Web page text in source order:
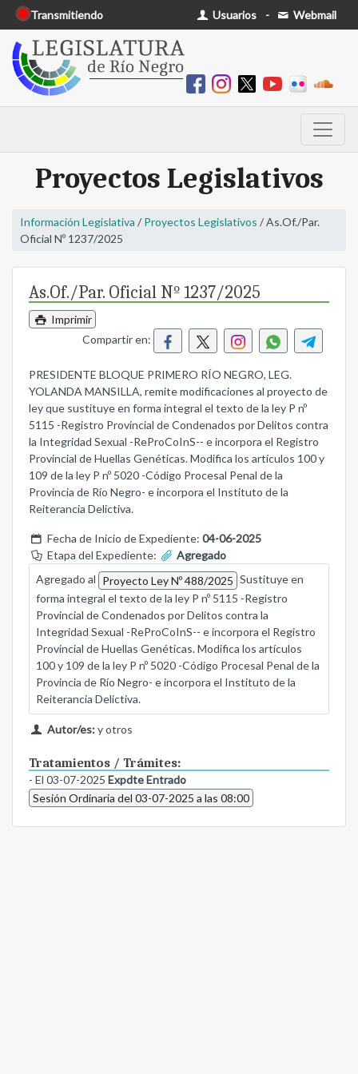
Transmitiendo Usuarios - Webmail
Proyectos Legislativos
Información Legislativa / Proyectos Legislativos / As.Of./Par.
Oficial Nº 1237/2025
As.Of./Par. Oficial Nº 1237/2025
Imprimir
Compartir en:
PRESIDENTE BLOQUE PRIMERO RÍO NEGRO, LEG.
YOLANDA MANSILLA, remite modificaciones al proyecto de
ley que sustituye en forma integral el texto de la ley P nº
5115 -Registro Provincial de Condenados por Delitos contra
la Integridad Sexual -ReProCoInS-- e incorpora el Registro
Provincial de Huellas Genéticas. Modifica los artículos 100 y
109 de la ley P nº 5020 -Código Procesal Penal de la
Provincia de Río Negro- e incorpora el Instituto de la
Reiterancia Delictiva.
Fecha de Inicio de Expediente: 04-06-2025
Etapa del Expediente:
Agregado
Agregado al Proyecto Ley Nº 488/2025 Sustituye en
forma integral el texto de la ley P nº 5115 -Registro
Provincial de Condenados por Delitos contra la
Integridad Sexual -ReProCoInS-- e incorpora el Registro
Provincial de Huellas Genéticas. Modifica los artículos
100 y 109 de la ley P nº 5020 -Código Procesal Penal de la
Provincia de Río Negro- e incorpora el Instituto de la
Reiterancia Delictiva.
Autor/es:y otros
Tratamientos / Trámites:
- El 03-07-2025 Expdte Entrado
Sesión Ordinaria del 03-07-2025 a las 08:00